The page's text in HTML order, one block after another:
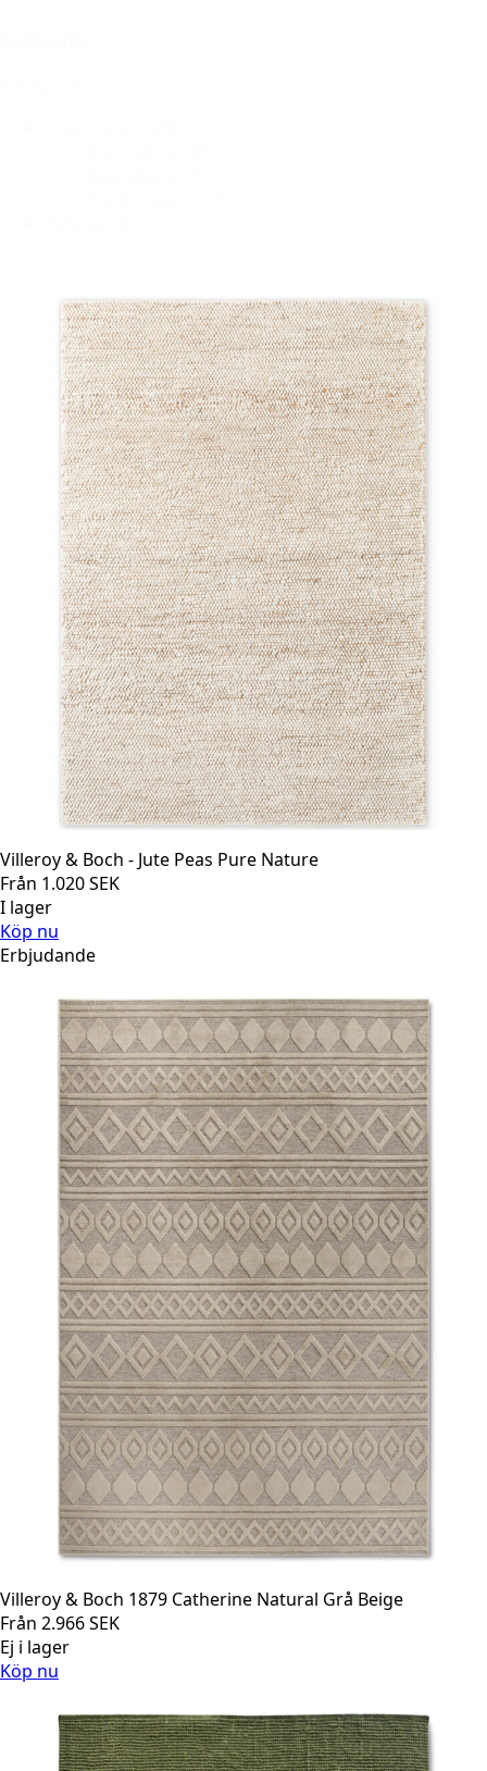
Villeroy & Boch - Jute Peas Pure Nature
Från 1.020SEK
I lager
Köp nu
Erbjudande
Villeroy & Boch 1879 Catherine Natural Grå Beige
Från 2.966SEK
Ej i lager
Köp nu